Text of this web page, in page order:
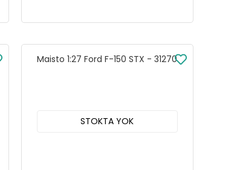
Maisto 1:27 Ford F-150 STX - 31270
STOKTA YOK